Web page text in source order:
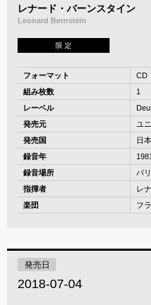
レナード・バーンスタイン
Leonard Bernstein
限 定
フォーマット
CD
組み枚数
1
レーベル
発売元
ユ
発売国
日本
録音年
録音場所
パリ
指揮者
レ
楽団
フ
発売日
2018-07-04